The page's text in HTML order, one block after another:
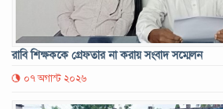
রাবি শিক্ষককে গ্রেফতার না করায় সংবাদ সম্মেলন
০৭ অগাস্ট ২০২৬